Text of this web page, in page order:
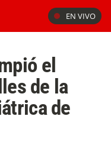
EN VIVO
el
de la
de